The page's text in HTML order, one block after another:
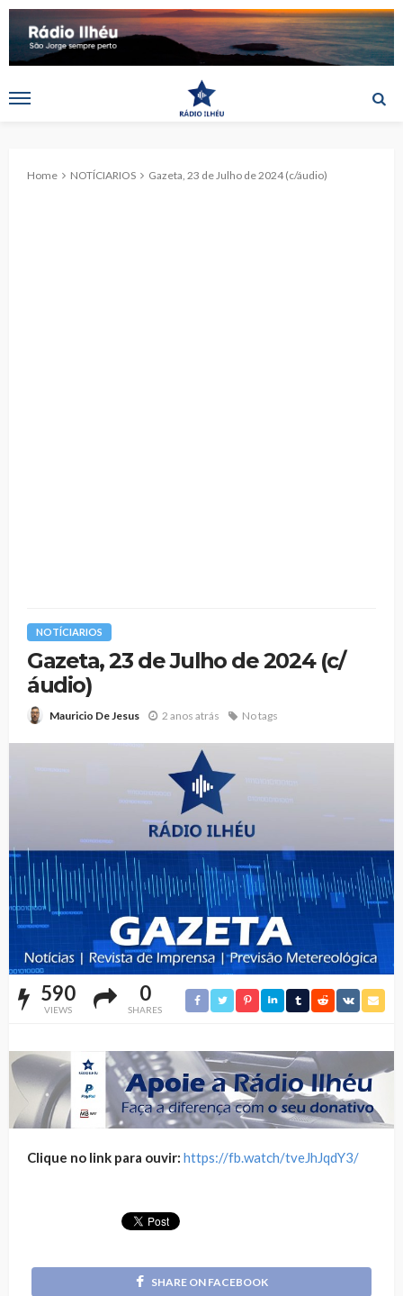
Home NOTÍCIARIOS Gazeta, 23 de Julho de 2024 (c/áudio)
NOTÍCIARIOS
Gazeta, 23 de Julho de 2024 (c/
áudio)
Mauricio De Jesus 2 anos atrás No tags
590
VIEWS
0
SHARES
Clique no link para ouvir: https://fb.watch/tveJhJqdY3/
SHARE ON FACEBOOK